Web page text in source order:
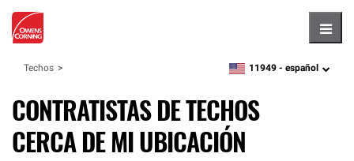
Techos zipcode,language
11949 - español
CONTRATISTAS DE TECHOS
CERCA DE MI UBICACIÓN